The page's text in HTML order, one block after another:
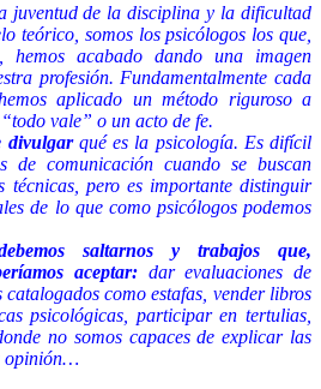
juventud de la disciplina y la dificultad
teórico, somos los psicólogos los que,
, hemos acabado dando una imagen
profesión. Fundamentalmente cada
aplicado un método riguroso a
vale” o un acto de fe.
divulgarqué es la psicología. Es difícil
de comunicación cuando se buscan
técnicas, pero es importante distinguir
de lo que como psicólogos podemos
saltarnos y trabajos que,
aceptar: dar evaluaciones de
como estafas, vender libros
psicológicas, participar en tertulias,
no somos capaces de explicar las
opinión…